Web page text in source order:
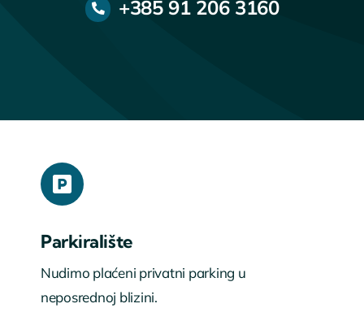
+385 91 206 3160
Parkiralište
Nudimo plaćeni privatni parking u
neposrednoj blizini.